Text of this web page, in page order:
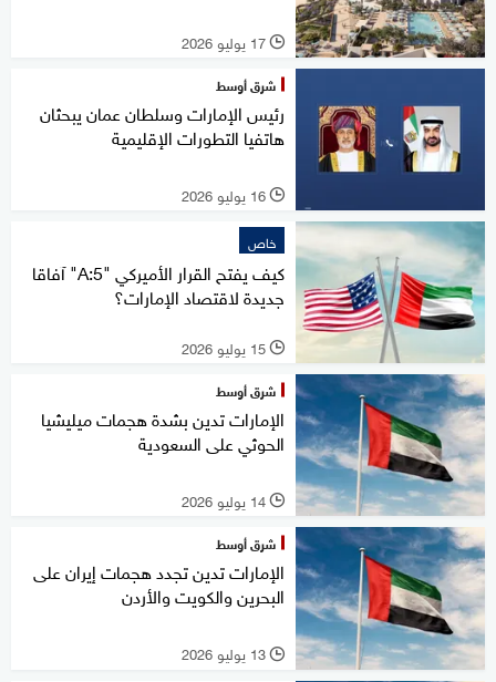
l 17 يوليو 2026
شرق أوسط
رئيس الإمارات وسلطان عمان يبحثان
هاتفيا التطورات الإقليمية
l 16 يوليو 2026
خاص
كيف يفتح القرار الأميركي "A:5" آفاقا
جديدة لاقتصاد الإمارات؟
l 15 يوليو 2026
شرق أوسط
الإمارات تدين بشدة هجمات ميليشيا
الحوثي على السعودية
l 14 يوليو 2026
شرق أوسط
الإمارات تدين تجدد هجمات إيران على
البحرين والكويت والأردن
l 13 يوليو 2026